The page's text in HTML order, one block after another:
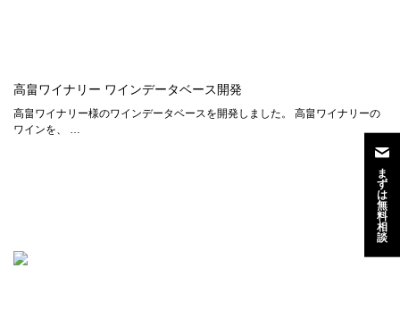
高畠ワイナリー ワインデータベース開発
高畠ワイナリー様のワインデータベースを開発しました。 高畠ワイナリーの
ワインを、 …
ま
ず
は
無
料
相
談